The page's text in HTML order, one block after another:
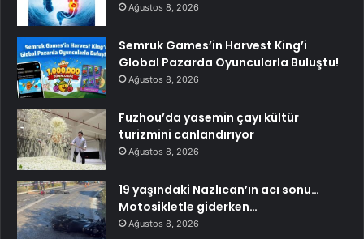
Ağustos 8, 2026
Semruk Games’in Harvest King’i
Global Pazarda Oyuncularla Buluştu!
Ağustos 8, 2026
Fuzhou’da yasemin çayı kültür
turizmini canlandırıyor
Ağustos 8, 2026
19 yaşındaki Nazlıcan’ın acı sonu…
Motosikletle giderken…
Ağustos 8, 2026